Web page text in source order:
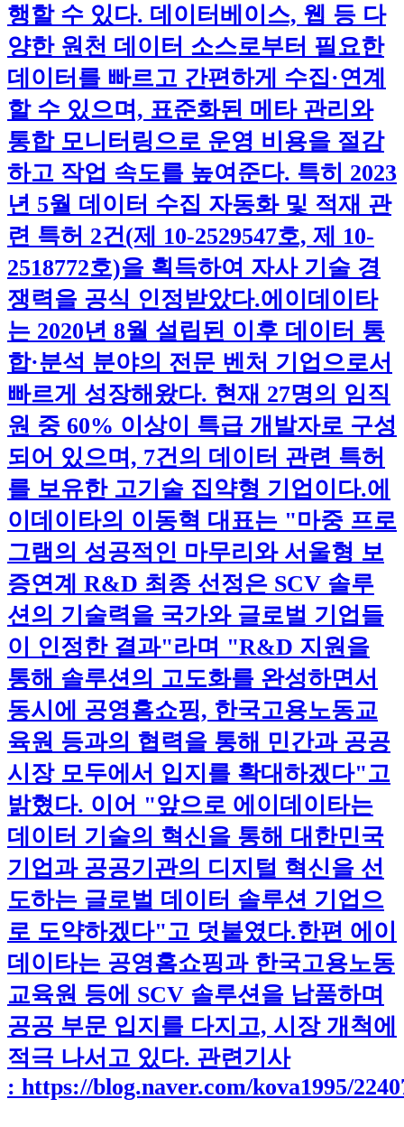
행할 수 있다. 데이터베이스, 웹 등 다
양한 원천 데이터 소스로부터 필요한
데이터를 빠르고 간편하게 수집·연계
할 수 있으며, 표준화된 메타 관리와
통합 모니터링으로 운영 비용을 절감
하고 작업 속도를 높여준다. 특히 2023
년 5월 데이터 수집 자동화 및 적재 관
련 특허 2건(제 10-2529547호, 제 10-
2518772호)을 획득하여 자사 기술 경
쟁력을 공식 인정받았다.​에이데이타
는 2020년 8월 설립된 이후 데이터 통
합·분석 분야의 전문 벤처 기업으로서
빠르게 성장해왔다. 현재 27명의 임직
원 중 60% 이상이 특급 개발자로 구성
되어 있으며, 7건의 데이터 관련 특허
를 보유한 고기술 집약형 기업이다.​에
이데이타의 이동혁 대표는 "마중 프로
그램의 성공적인 마무리와 서울형 보
증연계 R&D 최종 선정은 SCV 솔루
션의 기술력을 국가와 글로벌 기업들
이 인정한 결과"라며 "R&D 지원을
통해 솔루션의 고도화를 완성하면서
동시에 공영홈쇼핑, 한국고용노동교
육원 등과의 협력을 통해 민간과 공공
시장 모두에서 입지를 확대하겠다"고
밝혔다. 이어 "앞으로 에이데이타는
데이터 기술의 혁신을 통해 대한민국
기업과 공공기관의 디지털 혁신을 선
도하는 글로벌 데이터 솔루션 기업으
로 도약하겠다"고 덧붙였다.​한편 에이
데이타는 공영홈쇼핑과 한국고용노동
교육원 등에 SCV 솔루션을 납품하며
공공 부문 입지를 다지고, 시장 개척에
적극 나서고 있다. 관련기사
: https://blog.naver.com/kova1995/